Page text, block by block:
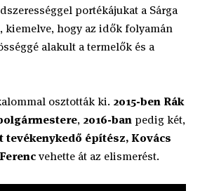
portékájukat a Sárga
kiemelve, hogy az idők folyamán
alakult a termelők és a
osztották ki. 2015-ben Rák
, 2016-ban pedig két,
tevékenykedő építész, Kovács
vehette át az elismerést.